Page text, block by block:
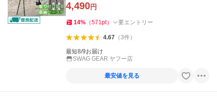
4,490円
14% （571pt） 要エントリー
4.67（3件）
最短8/9お届け
SWAG GEAR ヤフー店
最安値を見る